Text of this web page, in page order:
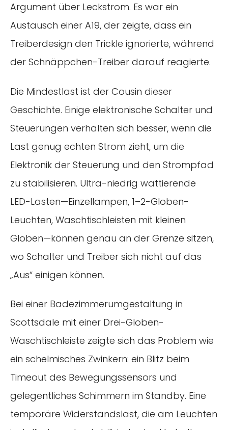
Argument über Leckstrom. Es war ein
Austausch einer A19, der zeigte, dass ein
Treiberdesign den Trickle ignorierte, während
der Schnäppchen-Treiber darauf reagierte.
Die Mindestlast ist der Cousin dieser
Geschichte. Einige elektronische Schalter und
Steuerungen verhalten sich besser, wenn die
Last genug echten Strom zieht, um die
Elektronik der Steuerung und den Strompfad
zu stabilisieren. Ultra-niedrig wattierende
LED-Lasten—Einzellampen, 1–2-Globen-
Leuchten, Waschtischleisten mit kleinen
Globen—können genau an der Grenze sitzen,
wo Schalter und Treiber sich nicht auf das
„Aus“ einigen können.
Bei einer Badezimmerumgestaltung in
Scottsdale mit einer Drei-Globen-
Waschtischleiste zeigte sich das Problem wie
ein schelmisches Zwinkern: ein Blitz beim
Timeout des Bewegungssensors und
gelegentliches Schimmern im Standby. Eine
temporäre Widerstandslast, die am Leuchten